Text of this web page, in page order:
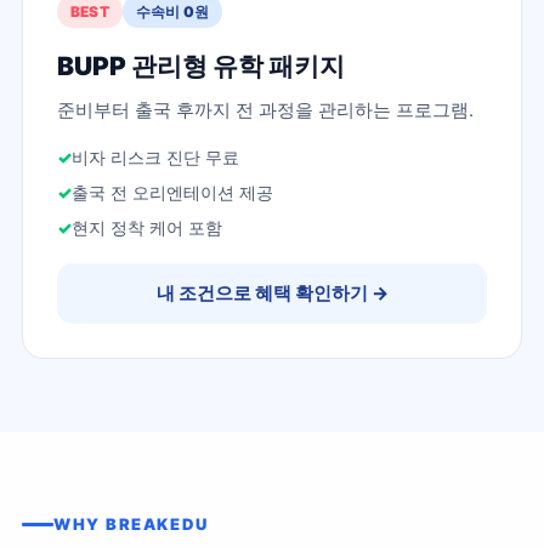
BEST 수속비 0원
BUPP 관리형 유학 패키지
준비부터 출국 후까지 전 과정을 관리하는 프로그램.
비자 리스크 진단 무료
출국 전 오리엔테이션 제공
현지 정착 케어 포함
내 조건으로 혜택 확인하기 →
WHY BREAKEDU